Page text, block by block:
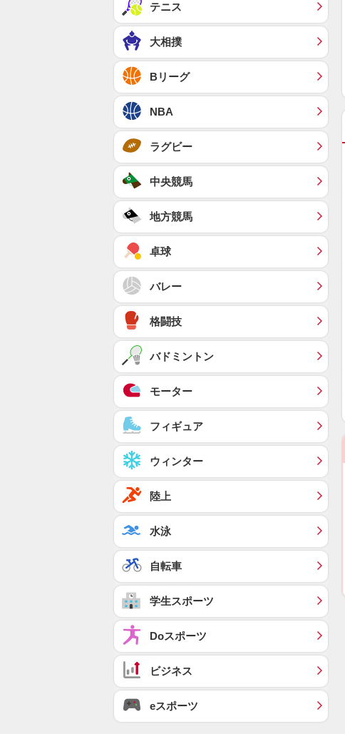
テニス
大相撲
Bリーグ
NBA
ラグビー
中央競馬
地方競馬
卓球
バレー
格闘技
バドミントン
モーター
フィギュア
ウィンター
陸上
水泳
自転車
学生スポーツ
Doスポーツ
ビジネス
eスポーツ